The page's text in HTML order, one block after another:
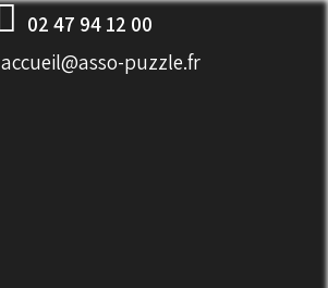
02 47 94 12 00
accueil@asso-puzzle.fr